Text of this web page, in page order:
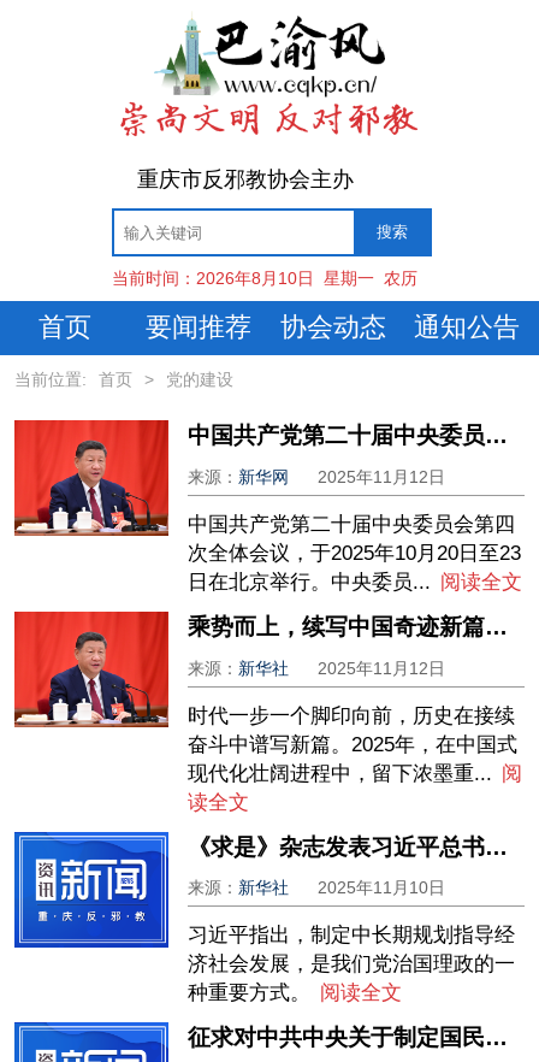
重庆市反邪教协会主办
当前时间： 2026年8月10日 星期一 农历
首页 要闻推荐 协会动态 通知公告
当前位置: 首页 > 党的建设
中国共产党第二十届中央委员会第四次全体会议在京举行
来源： 新华网 2025年11月12日
中国共产党第二十届中央委员会第四
次全体会议，于2025年10月20日至23
日在北京举行。中央委员... 阅读全文
乘势而上，续写中国奇迹新篇章——党的二十届四中全会侧记
来源： 新华社 2025年11月12日
时代一步一个脚印向前，历史在接续
奋斗中谱写新篇。2025年，在中国式
现代化壮阔进程中，留下浓墨重... 阅
读全文
《求是》杂志发表习近平总书记重要文章《关于〈中共中央关于制定国民经济和社会发展第十五个五年规划的建议〉的说明》
来源： 新华社 2025年11月10日
习近平指出，制定中长期规划指导经
济社会发展，是我们党治国理政的一
种重要方式。
阅读全文
征求对中共中央关于制定国民经济和社会发展第十五个五年规划建议的意见 中共中央召开党外人士座谈会 习近平主持并发表重要讲话